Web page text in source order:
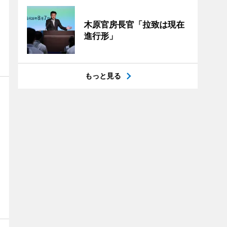
木原官房長官「拉致は現在
進行形」
もっと見る